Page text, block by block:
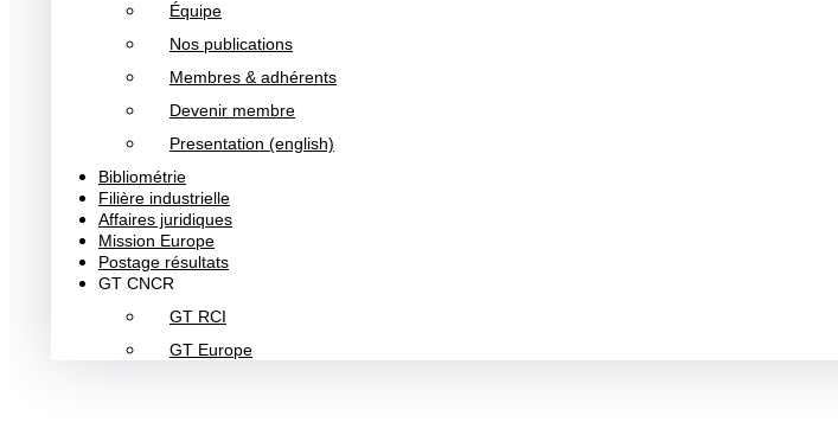
Équipe
Nos publications
Membres & adhérents
Devenir membre
Presentation (english)
Bibliométrie
Filière industrielle
Affaires juridiques
Mission Europe
Postage résultats
GT CNCR
GT RCI
GT Europe